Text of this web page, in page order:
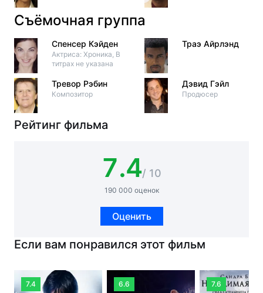
Съёмочная группа
Спенсер Кэйден
Актриса: Хроника, В
титрах не указана
Тревор Рэбин
Композитор
Траэ Айрлэнд
Дэвид Гэйл
Продюсер
Рейтинг фильма
7.4/ 10
190 000 оценок
Оценить
Если вам понравился этот фильм
7.4 6.6 7.6